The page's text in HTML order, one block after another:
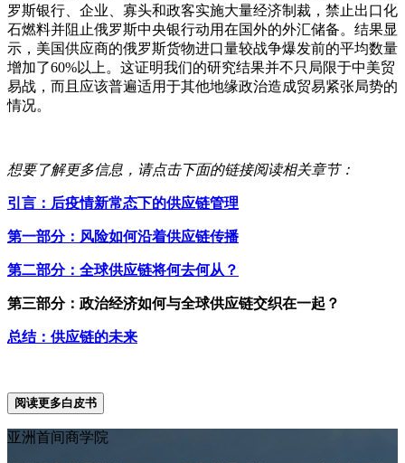
罗斯银行、企业、寡头和政客实施大量经济制裁，禁止出口化
石燃料并阻止俄罗斯中央银行动用在国外的外汇储备。结果显
示，美国供应商的俄罗斯货物进口量较战争爆发前的平均数量
增加了60%以上。这证明我们的研究结果并不只局限于中美贸
易战，而且应该普遍适用于其他地缘政治造成贸易紧张局势的
情况。
想要了解更多信息，请点击下面的链接阅读相关章节：
引言：后疫情新常态下的供应链管理
第一部分：风险如何沿着供应链传播
第二部分：全球供应链将何去何从？
第三部分：政治经济如何与全球供应链交织在一起？
总结：供应链的未来
阅读更多白皮书
亚洲首间商学院